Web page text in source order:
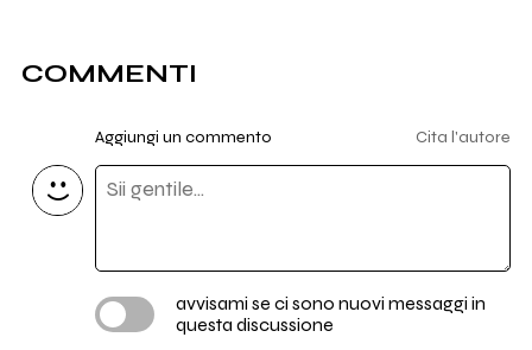
COMMENTI
Aggiungi un commento Cita l'autore
avvisami se ci sono nuovi messaggi in
questa discussione